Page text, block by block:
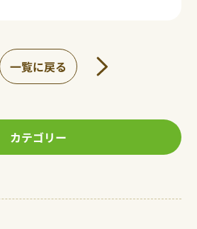
一覧に戻る
カテゴリー